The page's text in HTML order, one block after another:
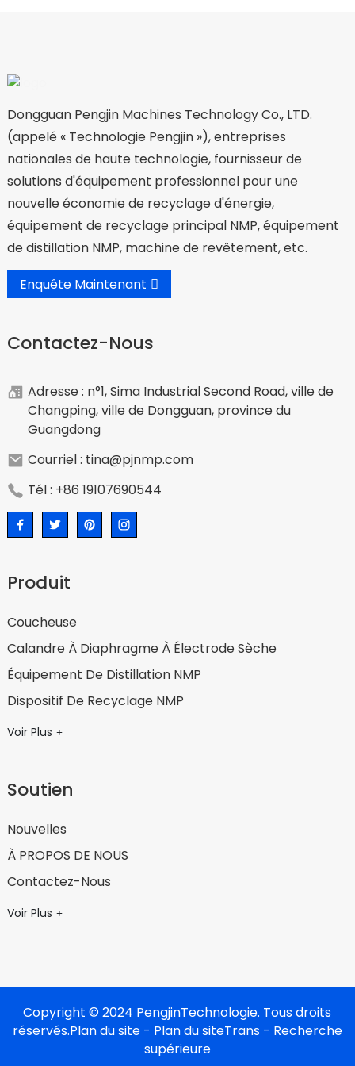
Dongguan Pengjin Machines Technology Co., LTD.
(appelé « Technologie Pengjin »), entreprises
nationales de haute technologie, fournisseur de
solutions d'équipement professionnel pour une
nouvelle économie de recyclage d'énergie,
équipement de recyclage principal NMP, équipement
de distillation NMP, machine de revêtement, etc.
Enquête Maintenant
Contactez-Nous
Adresse : n°1, Sima Industrial Second Road, ville de
Changping, ville de Dongguan, province du
Guangdong
Courriel : tina@pjnmp.com
Tél : +86 19107690544
Produit
Coucheuse
Calandre À Diaphragme À Électrode Sèche
Équipement De Distillation NMP
Dispositif De Recyclage NMP
Voir Plus
Soutien
Nouvelles
À PROPOS DE NOUS
Contactez-Nous
Voir Plus
Copyright © 2024 PengjinTechnologie. Tous droits
réservés.Plan du site - Plan du siteTrans - Recherche
supérieure